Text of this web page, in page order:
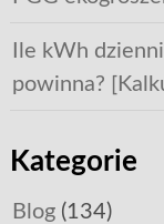
Ile kWh
powinna?
Kategorie
Blog(134)